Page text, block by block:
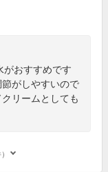
がおすすめです
がしやすいので
リームとしても